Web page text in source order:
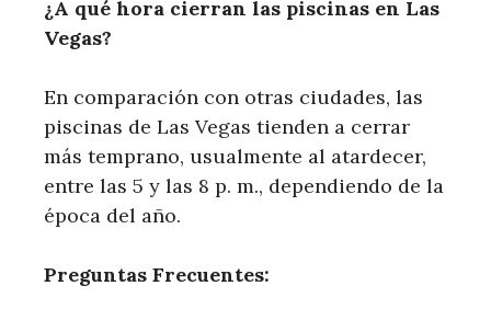
¿A qué​ hora cierran las piscinas en Las
‌Vegas?
En comparación ​con otras ciudades, las⁣
piscinas de Las Vegas tienden a cerrar
‍más temprano, ‍usualmente al atardecer,
entre⁣ las 5 y las 8 ‌p. m., dependiendo de la
época del año.
Preguntas Frecuentes: